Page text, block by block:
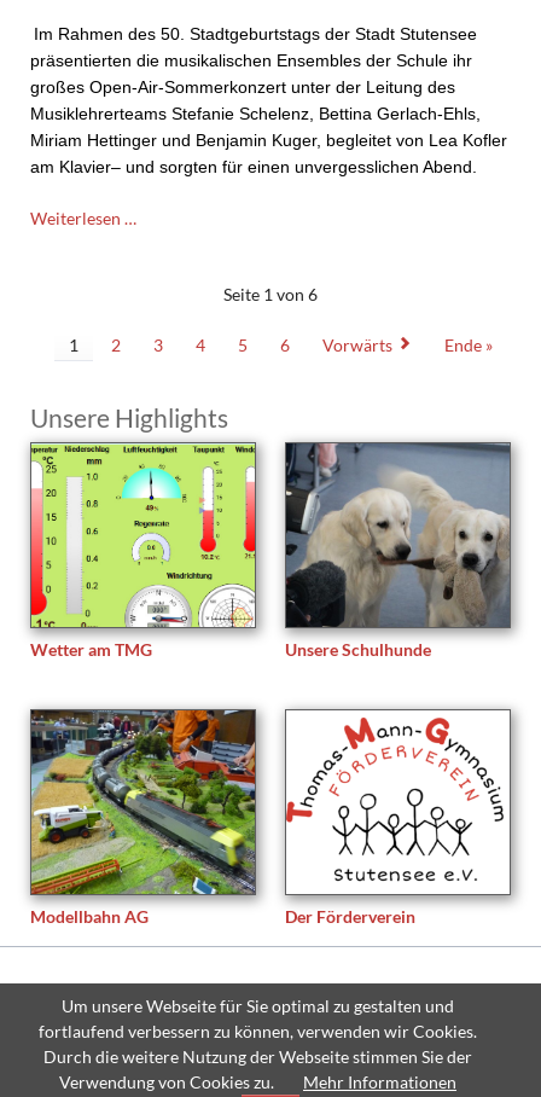
Im Rahmen des 50. Stadtgeburtstags der Stadt Stutensee
präsentierten die musikalischen Ensembles der Schule ihr
großes Open-Air-Sommerkonzert unter der Leitung des
Musiklehrerteams Stefanie Schelenz, Bettina Gerlach-Ehls,
Miriam Hettinger und Benjamin Kuger, begleitet von Lea Kofler
am Klavier– und sorgten für einen unvergesslichen Abend.
Weiterlesen …
Mann-
Stadtgeburtstag
Seite 1 von 6
1 2 3 4 5 6 Vorwärts Ende »
Unsere Highlights
Wetter am TMG Unsere Schulhunde
Modellbahn AG Der Förderverein
reserved.
Navigation
überspringen
Sitemap Impressum Datenschutzerklärung
Um unsere Webseite für Sie optimal zu gestalten und
fortlaufend verbessern zu können, verwenden wir Cookies.
Durch die weitere Nutzung der Webseite stimmen Sie der
Verwendung von Cookies zu.
Mehr Informationen